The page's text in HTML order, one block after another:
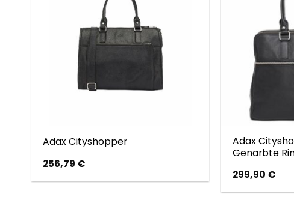
Adax Cityshopper
256,79 €
Adax
Genarbte
299,90 €